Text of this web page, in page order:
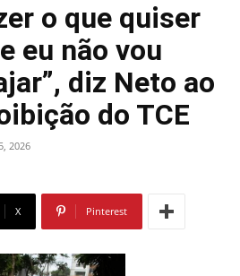
o que quiser
eu não vou
diz Neto ao
do TCE
2026
X Pinterest